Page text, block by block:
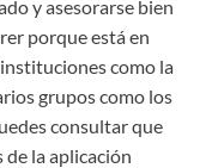
y asesorarse bien
porque está en
como la
grupos como los
consultar que
la aplicación